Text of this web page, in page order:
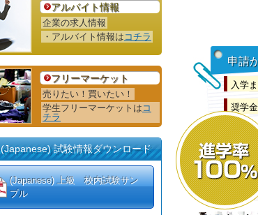
アルバイト情報
企業の求人情報
・アルバイト情報は コチラ
フリーマーケット
売りたい！買いたい！
学生フリーマーケットは コ
チラ
(Japanese) 試験情報ダウンロード
(Japanese) 上級 校内試験サン
プル
申請
入学
奨学